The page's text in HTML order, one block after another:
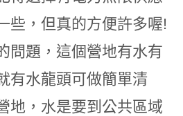
些，但真的方便許多喔!
問題，這個營地有水有
有水龍頭可做簡單清
地，水是要到公共區域